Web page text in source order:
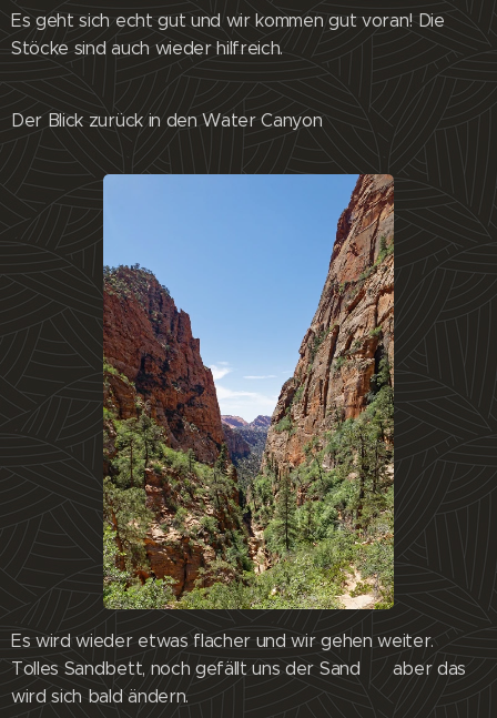
Es geht sich echt gut und wir kommen gut voran! Die
Stöcke sind auch wieder hilfreich.
Der Blick zurück in den Water Canyon 😊
Es wird wieder etwas flacher und wir gehen weiter.
Tolles Sandbett, noch gefällt uns der Sand 😊 aber das
wird sich bald ändern.